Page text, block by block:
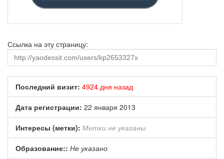
Ссылка на эту страницу:
Последний визит: 4924 дня назад
Дата регистрации: 22 января 2013
Интересы (метки): Метки не указаны
Образование:: Не указано